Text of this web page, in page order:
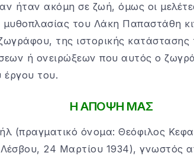
ήταν ακόμη σε ζωή, όμως οι
μυθοπλασίας του Λάκη Παπαστάθη
της ιστορικής
ή ονειρώξεων που αυτός ο
έργου του.
Η ΑΠΟΨΗ ΜΑΣ
(πραγματικό όνομα: Θεόφιλος
24 Μαρτίου 1934), γνωστός